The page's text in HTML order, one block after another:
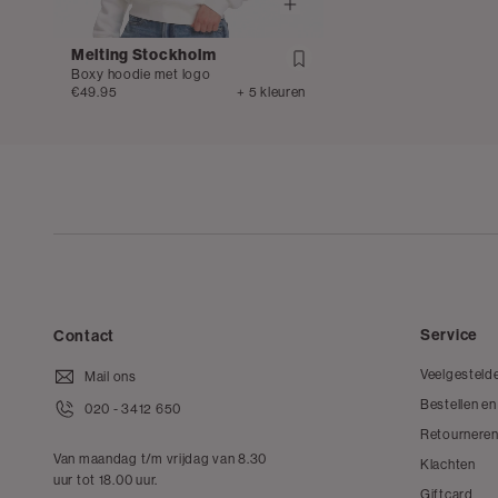
Melting Stockholm
Boxy hoodie met logo
€49.95
+ 5 kleuren
Contact
Mail ons
020 - 3412 650
Van maandag t/m vrijdag van 8.30
uur tot 18.00 uur.
Service
Bestellen
Klachten
Giftcard